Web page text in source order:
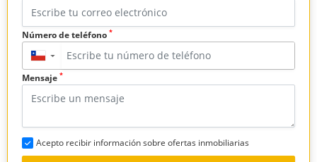
Número de teléfono *
▼
Mensaje *
Acepto recibir información sobre ofertas inmobiliarias